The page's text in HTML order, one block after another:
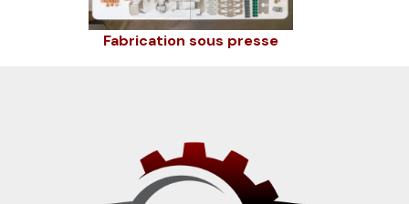
Fabrication sous presse